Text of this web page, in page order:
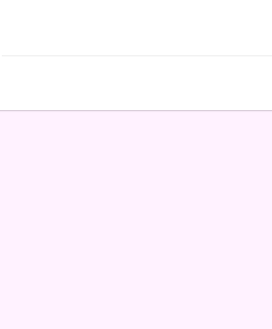
För fukt- eller
-- Biologiskt nedbrytbar